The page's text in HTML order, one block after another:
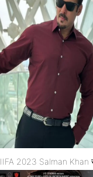
IIFA 2023 Salman Khan